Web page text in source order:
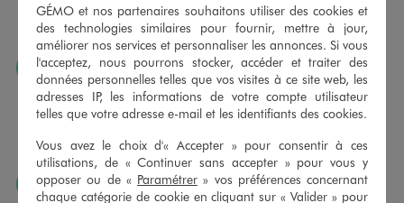
sous 30 jours, sur simple présentation du ticket de caisse,
dans tous les magasins GÉMO.
JE PEUX FAIRE RETOUCHER MES ARTICLES
Ourlets, ceintures… vous avez la possibilité de faire
retoucher vos articles textiles dans nos magasins. Les tarifs
conditions en magasins.
J’AIME FAIRE PLAISIR
GÉMO et nos partenaires souhaitons utiliser des cookies et
des technologies similaires pour fournir, mettre à jour,
améliorer nos services et personnaliser les annonces. Si vous
l'acceptez, nous pourrons stocker, accéder et traiter des
données personnelles telles que vos visites à ce site web, les
adresses IP, les informations de votre compte utilisateur
telles que votre adresse e-mail et les identifiants des cookies.
Vous avez le choix d'« Accepter » pour consentir à ces
utilisations, de « Continuer sans accepter » pour vous y
opposer ou de « Paramétrer » vos préférences concernant
chaque catégorie de cookie en cliquant sur « Valider » pour